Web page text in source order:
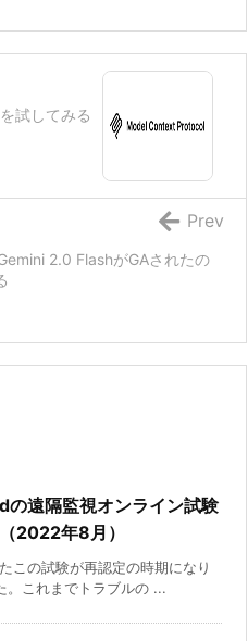
試してみる
2.0 FlashがGAされたの
Prev
遠隔監視オンライン試験
2022年8月）
この試験が再認定の時期になり
。これまでトラブルの ...